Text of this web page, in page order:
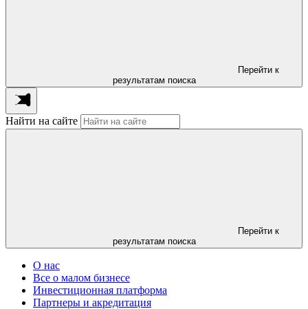
Перейти к
результатам поиска
Найти на сайте
Перейти к
результатам поиска
О нас
Все о малом бизнесе
Инвестиционная платформа
Партнеры и акредитация